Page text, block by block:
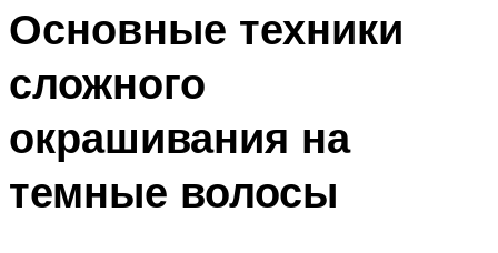
Основные техники
сложного
окрашивания на
темные волосы